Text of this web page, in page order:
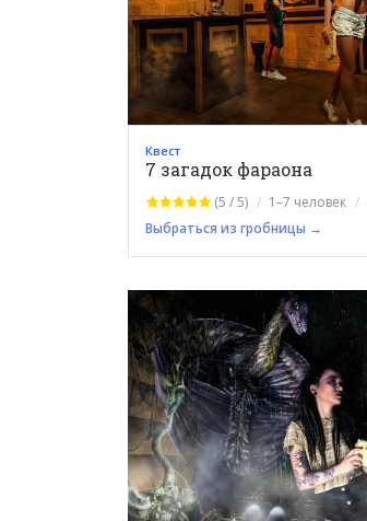
Квест
7 загадок фараона
(5 / 5) 1–7 человек
Выбраться из гробницы →